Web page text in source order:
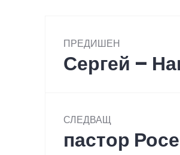
navigation
ПРЕДИШЕН
Previous
post:
Сергей –
СЛЕДВАЩ
Next
пастор